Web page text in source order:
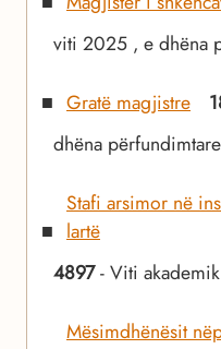
viti 2025 , e dhëna
Gratë magjistre
dhëna përfundimtare
Stafi arsimor në
lartë
4897- Viti
Mësimdhënësit